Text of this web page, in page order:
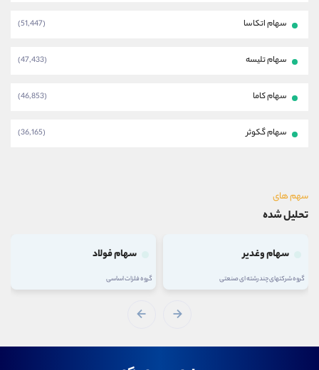
سهام اتکاسا (51,447)
سهام تلیسه (47,433)
سهام کاما (46,853)
سهام گکوثر (36,165)
سهم های
تحلیل شده
سهام وغدیر
گروه شرکتهای چند رشته ای صنعتی
سهام فولاد
گروه فلزات اساسی